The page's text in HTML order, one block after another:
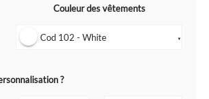
Couleur des vêtements
Cod 102 - White ▼
?